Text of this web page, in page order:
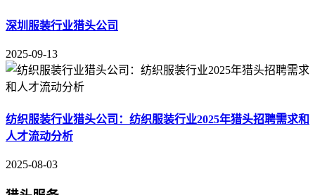
深圳服装行业猎头公司
2025-09-13
纺织服装行业猎头公司：纺织服装行业2025年猎头招聘需求和
人才流动分析
2025-08-03